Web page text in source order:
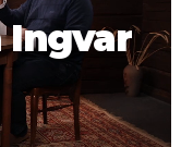
Ingvar